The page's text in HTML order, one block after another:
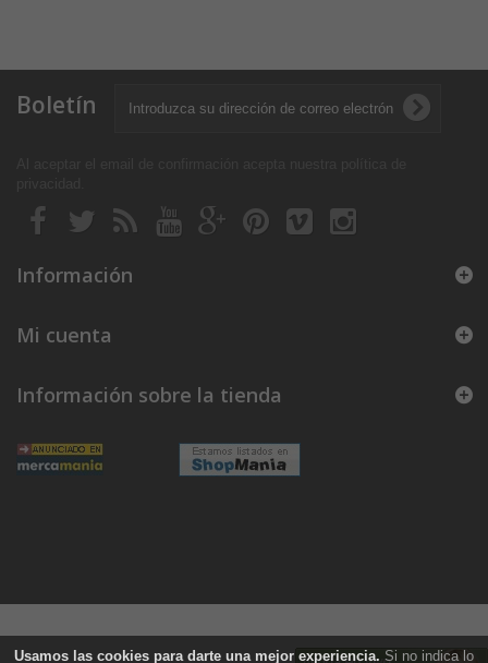
Usamos las cookies para darte una mejor experiencia. Si no indica lo
Boletín
Información
Mi cuenta
Información sobre la tienda